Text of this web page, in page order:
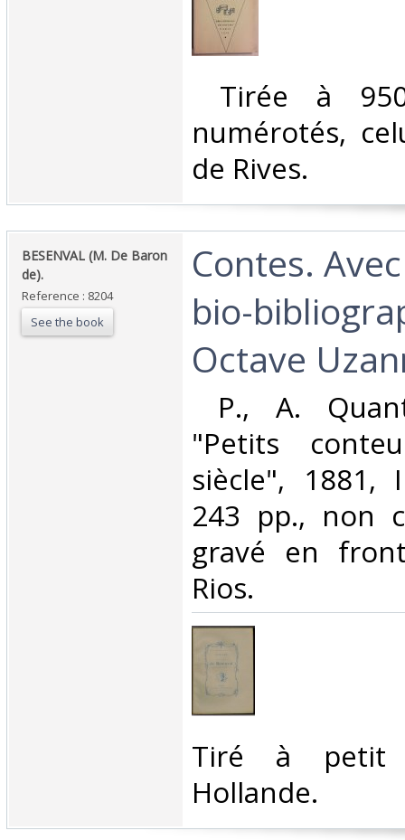
Tirée à
numérotés,
de Rives. ‎
‎BESENVAL (M. De Baron
de).‎
Reference : 8204
See the book
‎Contes.
bio-
Octave
P., A.
"Petits
siècle", 1881,
243 pp., non
gravé en
Rios. ‎
‎Tiré à petit
Hollande. ‎